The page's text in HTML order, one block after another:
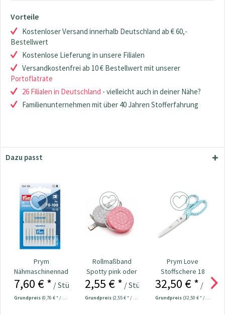
Vorteile
Kostenloser Versand innerhalb Deutschland ab € 60,-
Bestellwert
Kostenlose Lieferung in unsere Filialen
Versandkostenfrei ab 10 € Bestellwert mit unserer
Portoflatrate
26 Filialen in Deutschland - vielleicht auch in deiner Nähe?
Familienunternehmen mit über 40 Jahren Stofferfahrung
Dazu passt
Prym
Nähmaschinennadeln
130/705
Universal...
7,60 € * / Stück
Grundpreis (0,76 € * / 1 Stück)
Rollmaßband
Spotty pink oder
grau Nr. 109708
2,55 € * / Stück
Grundpreis (2,55 € * / 1 Stück)
Prym Love
Stoffschere 18
cm Nr. 610540
32,50 € * / Stück
Grundpreis (32,50 € * / 1 Stück)